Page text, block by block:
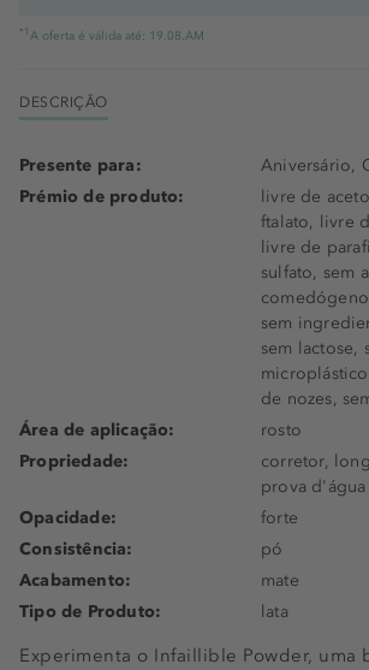
*1 A oferta é válida até: 19.08.AM
DESCRIÇÃO
Experimenta o Infaillible Powder, uma
Presente para:
Aniversário,
Prémio de produto:
livre de
ftalato, livre
livre de
sulfato, sem
sem
sem lactose,
de nozes,
Área de aplicação:
rosto
Propriedade:
corretor,
prova d'água
Opacidade:
forte
Consistência:
pó
Acabamento:
mate
Tipo de Produto:
lata